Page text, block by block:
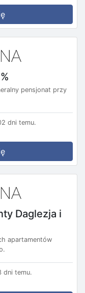
pensjonat przy
dni temu.
Daglezja i
apartamentów
dni temu.